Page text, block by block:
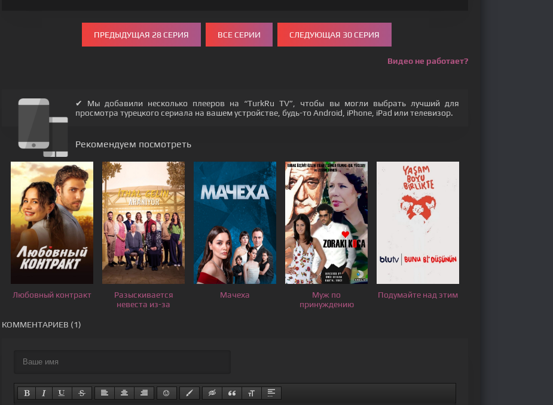
ПРЕДЫДУЩАЯ 28 СЕРИЯ ВСЕ СЕРИИ СЛЕДУЮЩАЯ 30 СЕРИЯ
Видео не работает?
✔ Мы добавили несколько плееров на “TurkRu TV”, чтобы вы могли выбрать лучший для
просмотра турецкого сериала на вашем устройстве, будь-то Android, iPhone, iPad или телевизор.
Рекомендуем посмотреть
Любовный контракт
Разыскивается
невеста из-за
Мачеха
Муж по
принуждению
Подумайте над этим
КОММЕНТАРИЕВ (1)